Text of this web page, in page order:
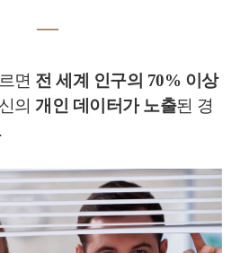
―
면 전 세계 인구의 70% 이상
의 개인 데이터가 노출된 경